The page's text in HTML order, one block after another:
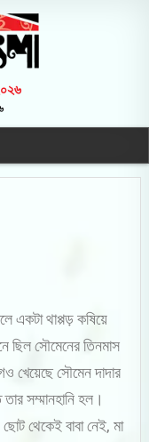
একটা থাপ্পড় কষিয়ে
ছিল সৌমেনের তিনমাস
খেয়েছে সৌমেন দাদার
সম্মানহানি হল।
ছোট থেকেই বাবা নেই, মা